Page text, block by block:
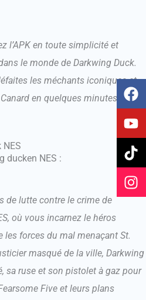
l’APK en toute simplicité et
le monde de Darkwing Duck.
les méchants iconiques et
en quelques minutes !
ducken NES :
de lutte contre le crime de
où vous incarnez le héros
les forces du mal menaçant St.
masqué de la ville, Darkwing
sa ruse et son pistolet à gaz pour
Five et leurs plans
F
a
c
e
b
o
o
k
Y
o
u
t
u
b
e
T
i
k
t
o
k
I
n
s
t
a
g
r
a